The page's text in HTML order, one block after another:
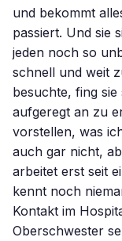
und bekommt
passiert. Und sie
jeden noch so
schnell und weit
besuchte, fing
aufgeregt an zu
vorstellen, was
auch gar nicht,
arbeitet erst seit
kennt noch
Kontakt im
Oberschwester